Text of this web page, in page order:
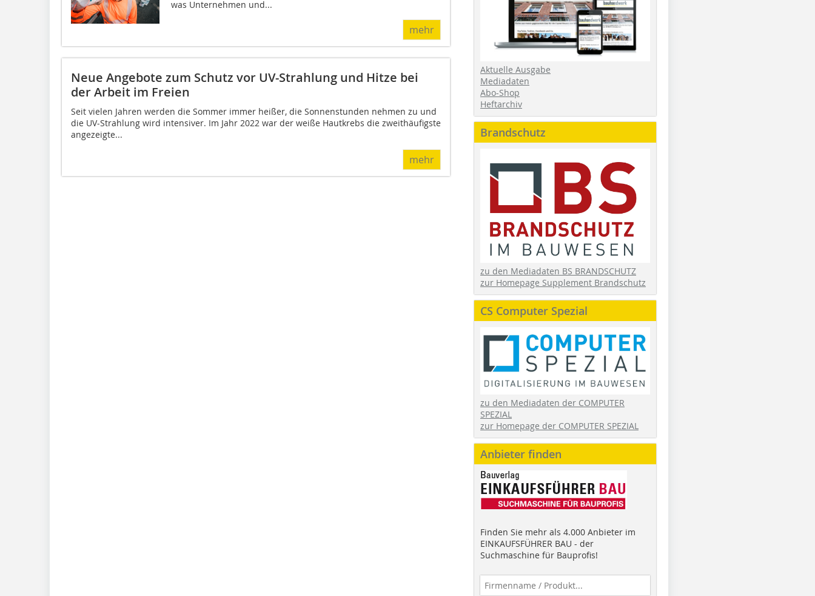
was Unternehmen und...
mehr
Neue Angebote zum Schutz vor UV-Strahlung und Hitze bei
der Arbeit im Freien
Seit vielen Jahren werden die Sommer immer heißer, die Sonnenstunden nehmen zu und
die UV-Strahlung wird intensiver. Im Jahr 2022 war der weiße Hautkrebs die zweithäufigste
angezeigte...
mehr
Aktuelle Ausgabe
Mediadaten
Abo-Shop
Heftarchiv
Brandschutz
zu den Mediadaten BS BRANDSCHUTZ
zur Homepage Supplement Brandschutz
CS Computer Spezial
zu den Mediadaten der COMPUTER
SPEZIAL
zur Homepage der COMPUTER SPEZIAL
Anbieter finden
Finden Sie mehr als 4.000 Anbieter im
EINKAUFSFÜHRER BAU - der
Suchmaschine für Bauprofis!